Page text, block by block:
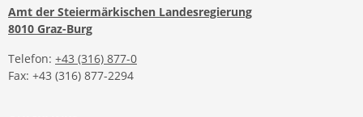
Amt der Steiermärkischen Landesregierung
8010 Graz-Burg
Telefon: +43 (316) 877-0
Fax: +43 (316) 877-2294